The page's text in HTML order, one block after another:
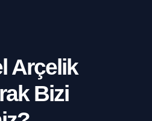
Arçelik
Bizi